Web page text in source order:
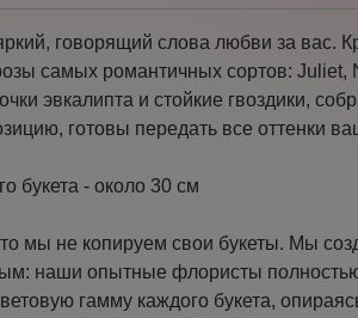
говорящий слова любви за вас.
самых романтичных сортов: Juliet,
эвкалипта и стойкие гвоздики,
готовы передать все оттенки
букета - около 30 см
мы не копируем свои букеты. Мы
наши опытные флористы
гамму каждого букета,